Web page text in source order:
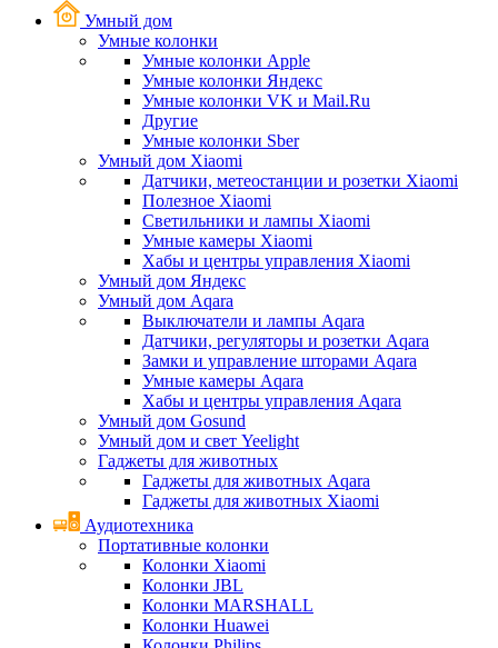
Умный дом
Умные колонки
Умные колонки Apple
Умные колонки Яндекс
Умные колонки VK и Mail.Ru
Другие
Умные колонки Sber
Умный дом Xiaomi
Датчики, метеостанции и розетки Xiaomi
Полезное Xiaomi
Светильники и лампы Xiaomi
Умные камеры Xiaomi
Хабы и центры управления Xiaomi
Умный дом Яндекс
Умный дом Aqara
Выключатели и лампы Aqara
Датчики, регуляторы и розетки Aqara
Замки и управление шторами Aqara
Умные камеры Aqara
Хабы и центры управления Aqara
Умный дом Gosund
Умный дом и свет Yeelight
Гаджеты для животных
Гаджеты для животных Aqara
Гаджеты для животных Xiaomi
Аудиотехника
Портативные колонки
Колонки Xiaomi
Колонки JBL
Колонки MARSHALL
Колонки Huawei